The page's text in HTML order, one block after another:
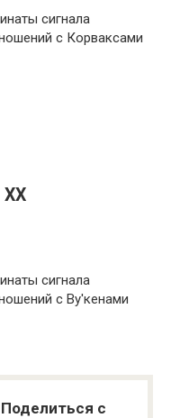
сигнала
с Корваксами
сигнала
с Ву'кенами
с